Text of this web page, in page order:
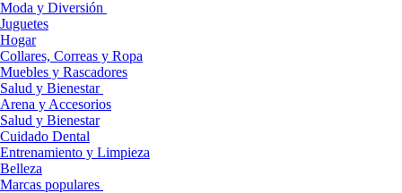
Moda y Diversión
Juguetes
Hogar
Collares, Correas y Ropa
Muebles y Rascadores
Salud y Bienestar
Arena y Accesorios
Salud y Bienestar
Cuidado Dental
Entrenamiento y Limpieza
Belleza
Marcas populares